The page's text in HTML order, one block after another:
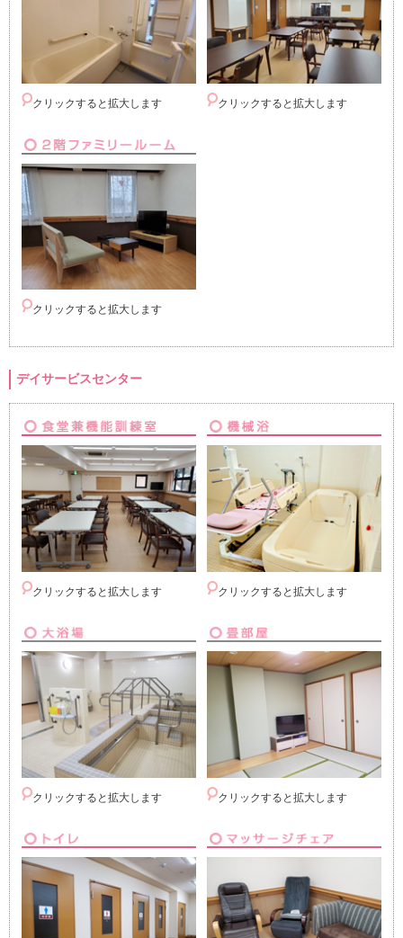
クリックすると拡大します クリックすると拡大します
クリックすると拡大します
デイサービスセンター
クリックすると拡大します クリックすると拡大します
クリックすると拡大します クリックすると拡大します